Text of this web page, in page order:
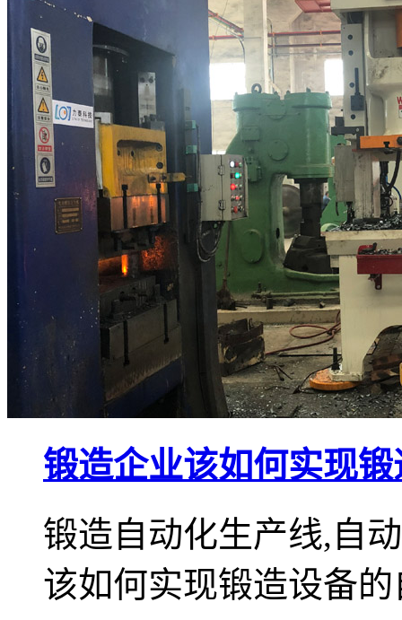
锻造企业该如何实现
锻造自动化生产线,自
该如何实现锻造设备